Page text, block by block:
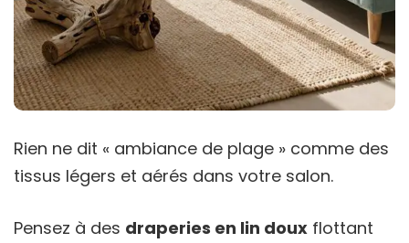
Rien ne dit « ambiance de plage » comme des
tissus légers et aérés dans votre salon.
Pensez à des draperies en lin doux flottant